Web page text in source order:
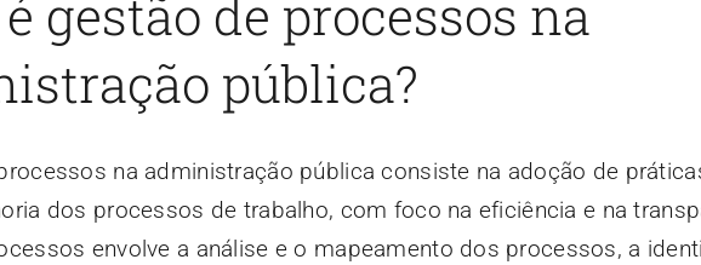
gestão de processos na
pública?
na administração pública consiste na adoção de
dos processos de trabalho, com foco na eficiência e na
envolve a análise e o mapeamento dos processos, a